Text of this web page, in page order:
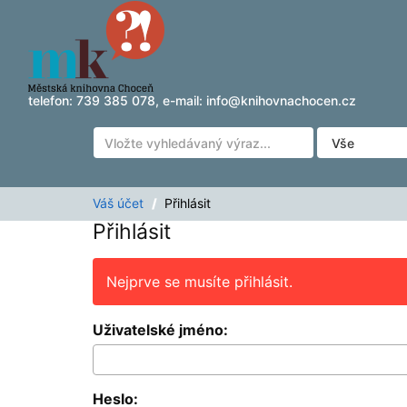
Přeskočit na obsah
telefon: 739 385 078, e-mail: info@knihovnachocen.cz
Váš účet Přihlásit
Přihlásit
Nejprve se musíte přihlásit.
Uživatelské jméno:
Heslo: